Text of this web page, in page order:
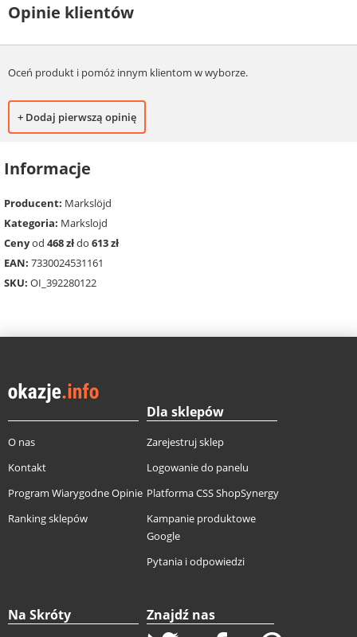
Opinie klientów
Oceń produkt i pomóż innym klientom w wyborze.
+ Dodaj pierwszą opinię
Informacje
Producent: Markslöjd
Kategoria: Markslojd
Cenyod 468 złdo 613 zł
EAN: 7330024531161
SKU: OI_392280122
O nas
Kontakt
Program Wiarygodne Opinie
Ranking sklepów
Dla sklepów
Zarejestruj sklep
Logowanie do panelu
Platforma CSS ShopSynergy
Kampanie produktowe
Google
Pytania i odpowiedzi
Na Skróty Znajdź nas